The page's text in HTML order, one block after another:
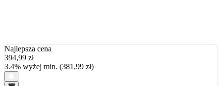
Najlepsza cena
394,99 zł
3.4% wyżej min. (381,99 zł)